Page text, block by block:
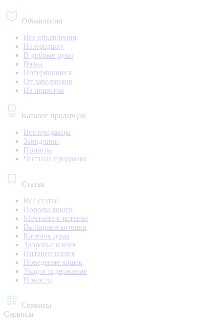
Объявления
Все объявления
На продажу
В добрые руки
Вязка
Потерявшиеся
От заводчиков
Из приютов
Каталог продавцов
Все продавцы
Заводчики
Приюты
Частные продавцы
Статьи
Все статьи
Породы кошек
Мечтаете о котенке
Выбираем котенка
Котенок дома
Здоровье кошек
Питание кошек
Поведение кошек
Уход и содержание
Новости
Сервисы
Сервисы